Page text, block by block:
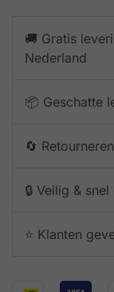
🚚 Gratis
Nederland
📦 Geschatte
🔄
🔒 Veilig &
⭐️ Klanten